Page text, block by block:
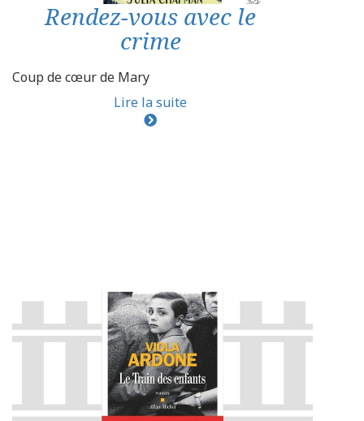
Rendez-vous avec le
crime
Coup de cœur de Mary
Lire la suite